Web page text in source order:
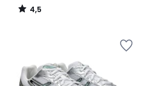
4,5
/